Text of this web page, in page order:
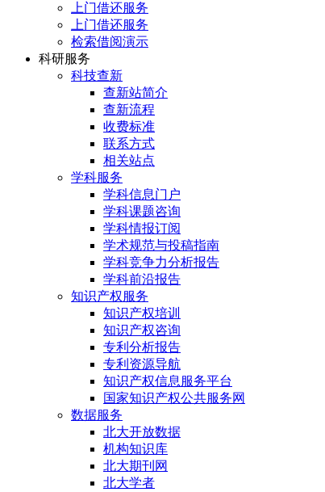
上门借还服务
上门借还服务
检索借阅演示
科研服务
科技查新
查新站简介
查新流程
收费标准
联系方式
相关站点
学科服务
学科信息门户
学科课题咨询
学科情报订阅
学术规范与投稿指南
学科竞争力分析报告
学科前沿报告
知识产权服务
知识产权培训
知识产权咨询
专利分析报告
专利资源导航
知识产权信息服务平台
国家知识产权公共服务网
数据服务
北大开放数据
机构知识库
北大期刊网
北大学者